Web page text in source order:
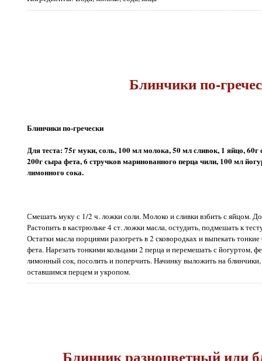
Блинчики по-
Блинчики по-гречески
Для теста: 75г муки, соль, 100 мл молока, 50 мл сливок, 1 яйцо,
200г сыра фета, 6 стручков маринованного перца чили, 100 мл
лимонного сока.
Смешать муку с 1/2 ч. ложки соли. Молоко и сливки взбить с яйцом.
Растопить в кастрюльке 4 ст. ложки масла, остудить, подмешать к
Остатки масла порциями разогреть в 2 сковородках и выпекать
фета. Нарезать тонкими кольцами 2 перца и перемешать с йогуртом,
лимонный сок, посолить и поперчить. Начинку выложить на
оставшимся перцем и укропом.